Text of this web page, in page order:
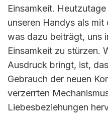
Einsamkeit.
unseren Handys als
was dazu beiträgt, uns
Einsamkeit zu stürzen.
Ausdruck bringt, ist,
Gebrauch der neuen
verzerrten
Liebesbeziehungen